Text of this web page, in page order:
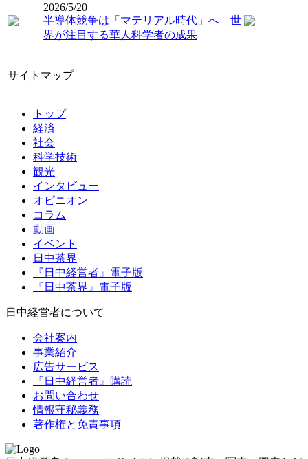
2026/5/20
半導体競争は「マテリアル時代」へ 世
界が注目する華人科学者の成果
サイトマップ
トップ
経済
社会
科学技術
観光
インタビュー
オピニオン
コラム
動画
イベント
日中茶界
『日中経営者』電子版
『日中茶界』電子版
日中経営者について
会社案内
事業紹介
広告サービス
『日中経営者』購読
お問い合わせ
情報守秘義務
著作権と免責事項